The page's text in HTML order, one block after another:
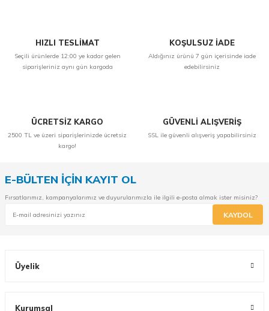
HIZLI TESLİMAT
Seçili ürünlerde 12:00 ye kadar gelen
siparişleriniz aynı gün kargoda
KOŞULSUZ İADE
Aldığınız ürünü 7 gün içerisinde iade
edebilirsiniz
ÜCRETSİZ KARGO
2500 TL ve üzeri siparişlerinizde ücretsiz
kargo!
GÜVENLİ ALIŞVERİŞ
SSL ile güvenli alışveriş yapabilirsiniz
E-BÜLTEN İÇİN KAYIT OL
Fırsatlarımız, kampanyalarımız ve duyurularımızla ile ilgili e-posta almak ister misiniz?
KAYDOL
Üyelik
Kurumsal